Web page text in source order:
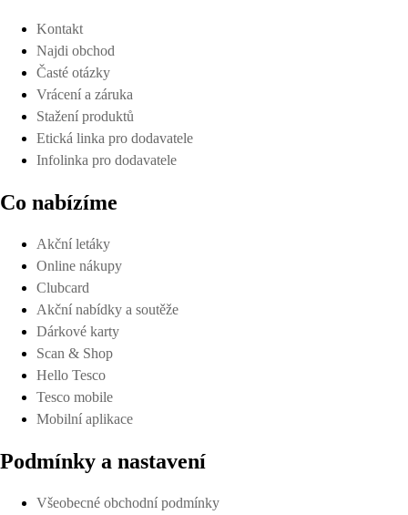
Kontakt
Najdi obchod
Časté otázky
Vrácení a záruka
Stažení produktů
Etická linka pro dodavatele
Infolinka pro dodavatele
Co nabízíme
Akční letáky
Online nákupy
Clubcard
Akční nabídky a soutěže
Dárkové karty
Scan & Shop
Hello Tesco
Tesco mobile
Mobilní aplikace
Podmínky a nastavení
Všeobecné obchodní podmínky